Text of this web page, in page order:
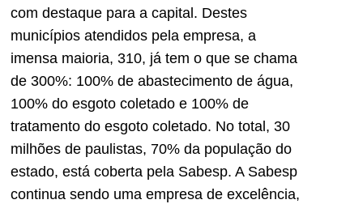
com destaque para a capital. Destes
municípios atendidos pela empresa, a
imensa maioria, 310, já tem o que se chama
de 300%: 100% de abastecimento de água,
100% do esgoto coletado e 100% de
tratamento do esgoto coletado. No total, 30
milhões de paulistas, 70% da população do
estado, está coberta pela Sabesp. A Sabesp
continua sendo uma empresa de excelência,